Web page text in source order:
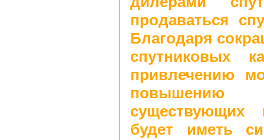
продаваться
Благодаря
спутниковых
привлечению
повышению
существующих
будет иметь